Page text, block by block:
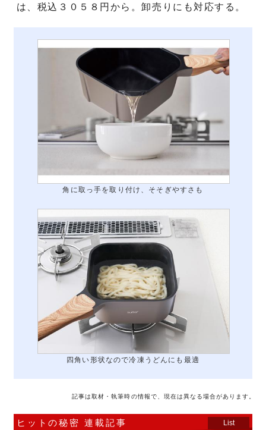
は、税込３０５８円から。卸売りにも対応する。
角に取っ手を取り付け、そそぎやすさも
四角い形状なので冷凍うどんにも最適
記事は取材・執筆時の情報で、現在は異なる場合があります。
ヒットの秘密 連載記事 List